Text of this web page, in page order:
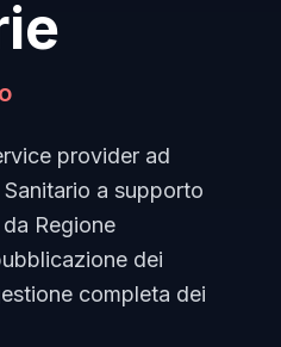
provider ad
a supporto
Regione
dei
completa dei